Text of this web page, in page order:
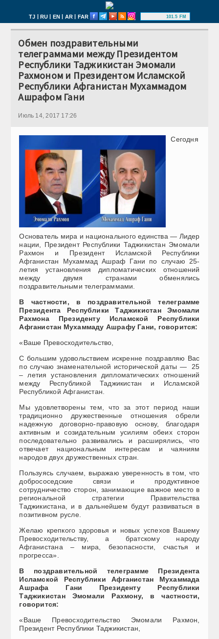
TJ | RU | EN | AR | FAR 101.5 FM
Обмен поздравительными
телеграммами между Президентом
Республики Таджикистан Эмомали
Рахмоном и Президентом Исламской
Республики Афганистан Мухаммадом
Ашрафом Гани
Июль 14, 2017 17:26
Сегодня
Основатель мира и национального единства — Лидер
нации, Президент Республики Таджикистан Эмомали
Рахмон и Президент Исламской Республики
Афганистан Мухаммад Ашраф Гани по случаю 25-
летия установления дипломатических отношений
между двумя странами обменялись
поздравительными телеграммами.
В частности, в поздравительной телеграмме
Президента Республики Таджикистан Эмомали
Рахмона Президенту Исламской Республики
Афганистан Мухаммаду Ашрафу Гани, говорится:
«Ваше Превосходительство,
С большим удовольствием искренне поздравляю Вас
по случаю знаменательной исторической даты — 25
– летия установления дипломатических отношений
между Республикой Таджикистан и Исламской
Республикой Афганистан.
Мы удовлетворены тем, что за этот период наши
традиционно дружественные отношения обрели
надежную договорно-правовую основу, благодаря
активным и созидательным усилиям обеих сторон
последовательно развивались и расширялись, что
отвечает национальным интересам и чаяниям
народов двух дружественных стран.
Пользуясь случаем, выражаю уверенность в том, что
добрососедские связи и продуктивное
сотрудничество сторон, занимающие важное место в
региональной стратегии Правительства
Таджикистана, и в дальнейшем будут развиваться в
позитивном русле.
Желаю крепкого здоровья и новых успехов Вашему
Превосходительству, а братскому народу
Афганистана – мира, безопасности, счастья и
прогресса».
В поздравительной телеграмме Президента
Исламской Республики Афганистан Мухаммада
Ашрафа Гани Президенту Республики
Таджикистан Эмомали Рахмону, в частности,
говорится:
«Ваше Превосходительство Эмомали Рахмон,
Президент Республики Таджикистан,